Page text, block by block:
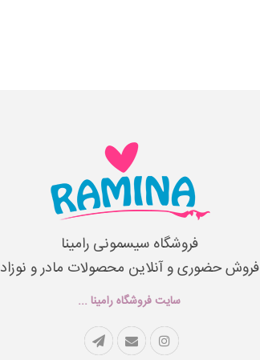
فروشگاه سیسمونی رامینا
فروش حضوری و آنلاین محصولات مادر و نوزاد
سایت فروشگاه رامینا ...